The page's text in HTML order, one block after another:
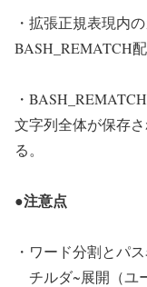
・拡張正規表現内
BASH_REMATCH
・
文字列全体が保存
る。
●注意点
・ワード分割とパ
チルダ~展開（ユ